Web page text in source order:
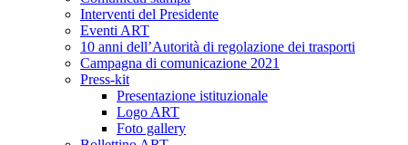
Interventi del Presidente
Eventi ART
10 anni dell’Autorità di regolazione dei trasporti
Campagna di comunicazione 2021
Press-kit
Presentazione istituzionale
Logo ART
Foto gallery